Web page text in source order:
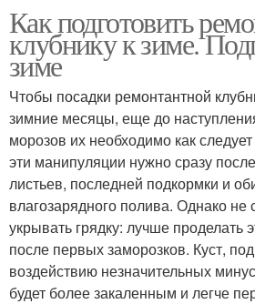
Как подготовить
клубнику к зиме.
зиме
Чтобы посадки ремонтантной
зимние месяцы, еще до
морозов их необходимо как
эти манипуляции нужно сразу
листьев, последней подкормки и
влагозарядного полива. Однако не
укрывать грядку: лучше проделать
после первых заморозков. Куст,
воздействию незначительных
будет более закаленным и легче